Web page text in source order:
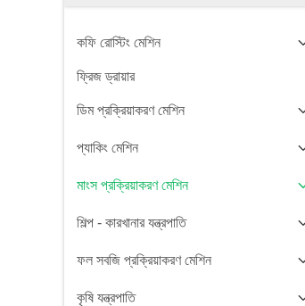
কফি রোস্টিং মেশিন
ফ্রিজ ড্রায়ার
ডিম প্রক্রিয়াকরণ মেশিন
প্যাকিং মেশিন
মাংস প্রক্রিয়াকরণ মেশিন
শিল্প - কারখানার যন্ত্রপাতি
ফল সবজি প্রক্রিয়াকরণ মেশিন
কৃষি যন্ত্রপাতি